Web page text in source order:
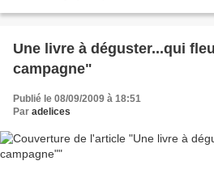
Une livre à déguster...qui
campagne"
Publié le 08/09/2009 à 18:51
Par adelices